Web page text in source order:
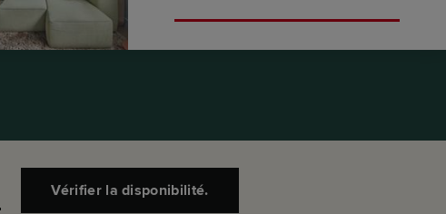
Vérifier la disponibilité.